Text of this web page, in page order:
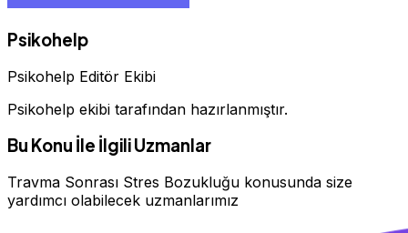
Psikohelp
Psikohelp Editör Ekibi
Psikohelp ekibi tarafından hazırlanmıştır.
Bu Konu İle İlgili Uzmanlar
Travma Sonrası Stres Bozukluğu konusunda size
yardımcı olabilecek uzmanlarımız